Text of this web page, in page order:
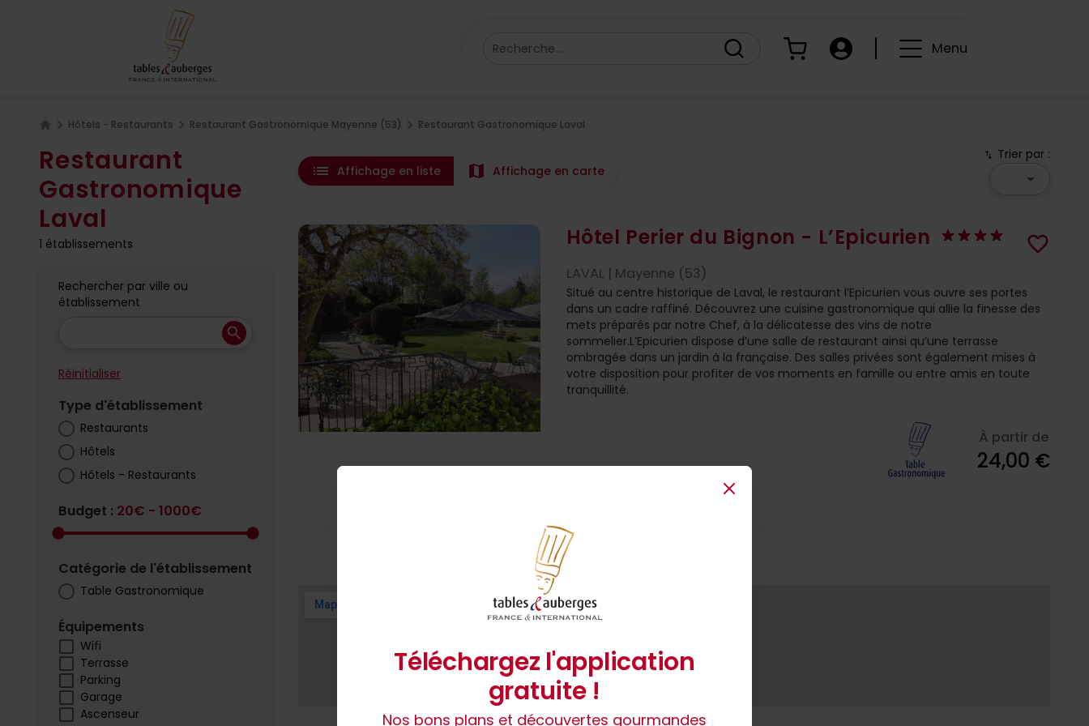
Recherche... Panier Compte Menu
Hôtels - Restaurants Restaurant Gastronomique Mayenne (53) Restaurant Gastronomique Laval
Restaurant
Gastronomique
Laval
1 établissements
Rechercher par ville ou
établissement
search
Réinitialiser
Type d'établissement
Restaurants
Hôtels
Hôtels - Restaurants
Budget : 20€ - 1000€
Catégorie de l'établissement
Table Gastronomique
Équipements
Wifi
Terrasse
Parking
Garage
Ascenseur
list Affichage en liste map Affichage en carte
swap_vert Trier par :
arrow_drop_down
Hôtel Perier du Bignon - L’Epicurien favorite_border
LAVAL | Mayenne (53)
Situé au centre historique de Laval, le restaurant l’Epicurien vous ouvre ses portes
dans un cadre raffiné. Découvrez une cuisine gastronomique qui allie la finesse des
mets préparés par notre Chef, à la délicatesse des vins de notre
sommelier.L’Epicurien dispose d’une salle de restaurant ainsi qu’une terrasse
ombragée dans un jardin à la française. Des salles privées sont également mises à
votre disposition pour profiter de vos moments en famille ou entre amis en toute
tranquillité.
À partir de
24,00 €
Close
Téléchargez l'application
gratuite !
Nos bons plans et découvertes gourmandes